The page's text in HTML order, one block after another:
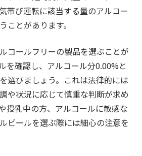
帯び運転に該当する量のアルコー
ことがあります。
コールフリーの製品を選ぶことが
を確認し、アルコール分0.00%と
選びましょう。これは法律的には
や状況に応じて慎重な判断が求め
授乳中の方、アルコールに敏感な
ビールを選ぶ際には細心の注意を